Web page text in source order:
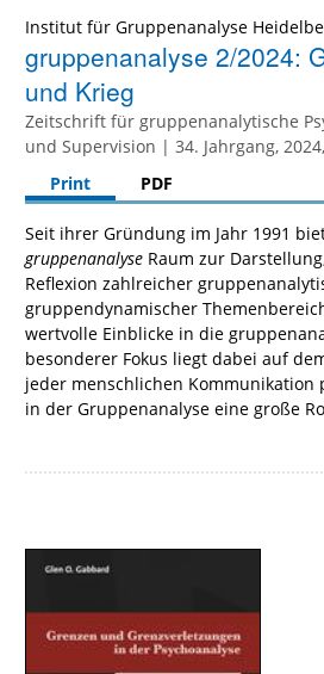
Institut für Gruppenanalyse
gruppenanalyse 2/2024:
und Krieg
Zeitschrift für gruppenanalytische
und Supervision | 34. Jahrgang,
Print
PDF
Seit ihrer Gründung im Jahr 1991
gruppenanalyse Raum zur
Reflexion zahlreicher
gruppendynamischer
wertvolle Einblicke in die
besonderer Fokus liegt dabei auf
jeder menschlichen Kommunikation
in der Gruppenanalyse eine große